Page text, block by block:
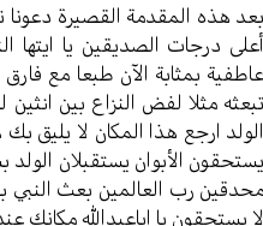
بعد هذه المقدمة القصيرة
أعلى درجات الصديقين يا
عاطفية بمثابة الآن طبعا مع
تبعثه مثلا لفض النزاع بين
الولد ارجع هذا المكان لا يليق
يستحقون الأبوان يستقبلان
محدقين رب العالمين بعث النبي
لا يستحقون يا اباعبدالله مكانك